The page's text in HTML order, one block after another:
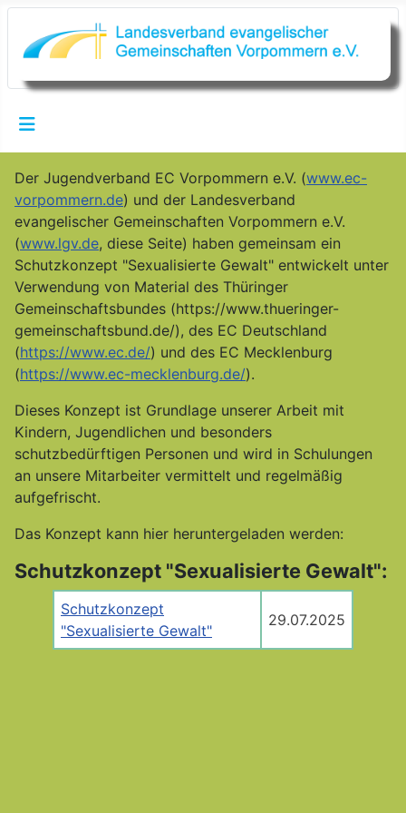
Der Jugendverband EC Vorpommern e.V. (www.ec-
vorpommern.de) und der Landesverband
evangelischer Gemeinschaften Vorpommern e.V.
(www.lgv.de, diese Seite) haben gemeinsam ein
Schutzkonzept "Sexualisierte Gewalt" entwickelt unter
Verwendung von Material des Thüringer
Gemeinschaftsbundes (https://www.thueringer-
gemeinschaftsbund.de/), des EC Deutschland
(https://www.ec.de/) und des EC Mecklenburg
(https://www.ec-mecklenburg.de/).
Dieses Konzept ist Grundlage unserer Arbeit mit
Kindern, Jugendlichen und besonders
schutzbedürftigen Personen und wird in Schulungen
an unsere Mitarbeiter vermittelt und regelmäßig
aufgefrischt.
Das Konzept kann hier heruntergeladen werden:
Schutzkonzept "Sexualisierte Gewalt":
Schutzkonzept
"Sexualisierte Gewalt"
29.07.2025